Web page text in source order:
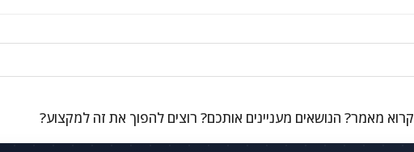
מאמר? הנושאים מעניינים אותכם? רוצים להפוך את זה למקצוע?